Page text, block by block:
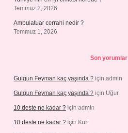
Temmuz 2, 2026
Ambulatuar cerrahi nedir ?
Temmuz 1, 2026
Son yorumlar
Gulgun Feyman kaç yaşında ? için admin
Gulgun Feyman kaç yaşında ? için Uğur
10 deste ne kadar ? için admin
10 deste ne kadar ? için Kurt